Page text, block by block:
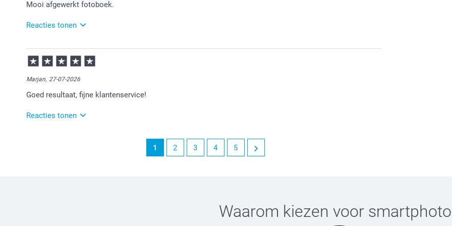
Mooi afgewerkt fotoboek.
Reacties tonen
03-08-2026
12:15
Veel plezier van de fotoboeken!
Marjan, 27-07-2026
Goed resultaat, fijne klantenservice!
Reacties tonen
Heel veel plezier van het fotoboek!
1 2 3 4 5
Waarom kiezen voor smartphoto